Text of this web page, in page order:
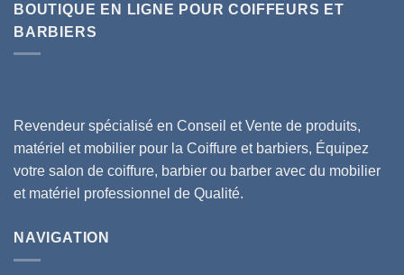
BOUTIQUE EN LIGNE POUR COIFFEURS ET
BARBIERS
Revendeur spécialisé en Conseil et Vente de produits,
matériel et mobilier pour la Coiffure et barbiers, Équipez
votre salon de coiffure, barbier ou barber avec du mobilier
et matériel professionnel de Qualité.
NAVIGATION